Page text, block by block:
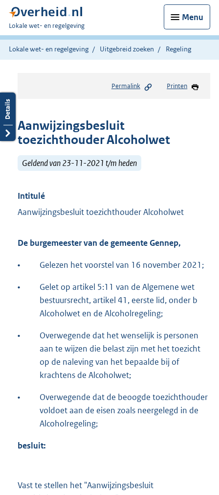
Menu
U
bent
hier:
Lokale wet- en regelgeving
Lokale wet- en regelgeving Uitgebreid zoeken Regeling
Permalink Printen
Aanwijzingsbesluit
toezichthouder Alcoholwet
Geldend van 23-11-2021 t/m heden
Intitulé
Aanwijzingsbesluit toezichthouder Alcoholwet
De burgemeester van de gemeente Gennep,
• Gelezen het voorstel van 16 november 2021;
•
Gelet op artikel 5:11 van de Algemene wet
bestuursrecht, artikel 41, eerste lid, onder b
Alcoholwet en de Alcoholregeling;
•
Overwegende dat het wenselijk is personen
aan te wijzen die belast zijn met het toezicht
op de naleving van het bepaalde bij of
krachtens de Alcoholwet;
•
Overwegende dat de beoogde toezichthouder
voldoet aan de eisen zoals neergelegd in de
Alcoholregeling;
besluit:
Vast te stellen het "Aanwijzingsbesluit